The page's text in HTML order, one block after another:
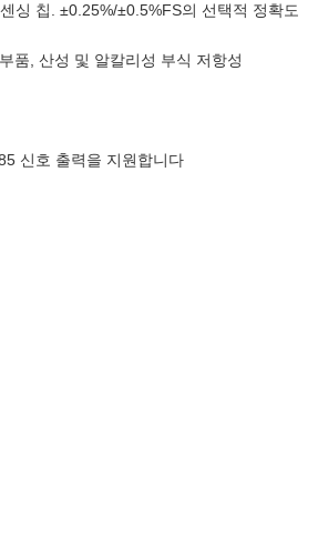
싱 칩. ±0.25%/±0.5%FS의 선택적 정확도
품, 산성 및 알칼리성 부식 저항성
신호 출력을 지원합니다